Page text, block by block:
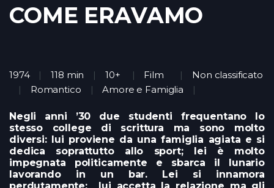
COME ERAVAMO
1974 118 min 10+ Film
Non classificato
Romantico
Amore e Famiglia
Negli anni ’30 due studenti frequentano lo
stesso college di scrittura ma sono molto
diversi: lui proviene da una famiglia agiata e si
dedica soprattutto allo sport; lei è molto
impegnata politicamente e sbarca il lunario
lavorando in un bar. Lei si innamora